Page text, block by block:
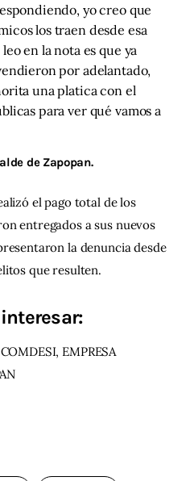
yo creo que
los traen desde esa
en la nota es que ya
por adelantado,
una platica con el
para ver qué vamos a
de Zapopan.
el pago total de los
entregados a sus nuevos
la denuncia desde
que resulten.
EMPRESA